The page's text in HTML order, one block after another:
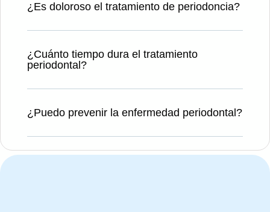
¿Es doloroso el tratamiento de periodoncia?
¿Cuánto tiempo dura el tratamiento
periodontal?
¿Puedo prevenir la enfermedad periodontal?